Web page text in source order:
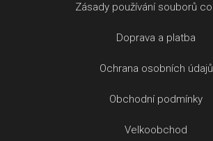
Zásady používání souborů
Doprava a platba
Ochrana osobních údajů
Obchodní podmínky
Velkoobchod